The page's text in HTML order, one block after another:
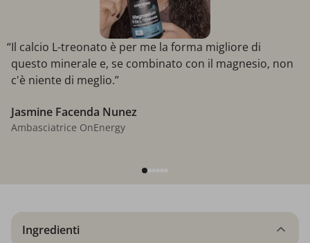
“Il calcio L-treonato è per me la forma migliore di
questo minerale e, se combinato con il magnesio, non
c'è niente di meglio.”
Jasmine Facenda Nunez
Ambasciatrice OnEnergy
Ingredienti